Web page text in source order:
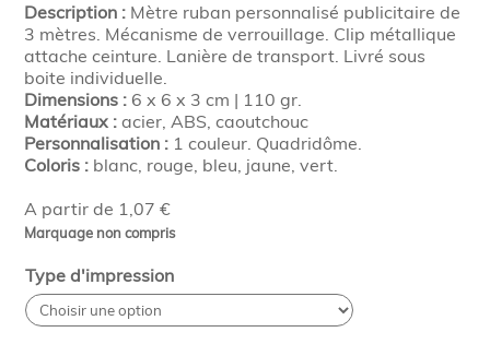
A partir de 1,07 €
Marquage non compris
Description : Mètre ruban personnalisé publicitaire de
3 mètres. Mécanisme de verrouillage. Clip métallique
attache ceinture. Lanière de transport. Livré sous
boite individuelle.
Dimensions : 6 x 6 x 3 cm | 110 gr.
Matériaux : acier, ABS, caoutchouc
Personnalisation : 1 couleur. Quadridôme.
Coloris : blanc, rouge, bleu, jaune, vert.
Type d'impression